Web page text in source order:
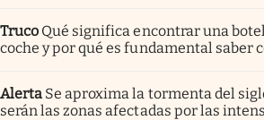
Truco Qué significa encontrar una
coche y por qué es fundamental saber
Alerta Se aproxima la tormenta del
serán las zonas afectadas por las